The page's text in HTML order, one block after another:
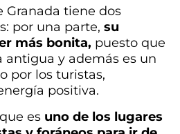
Granada tiene dos
por una parte, su
más bonita, puesto que
antigua y además es un
por los turistas,
positiva.
es uno de los lugares